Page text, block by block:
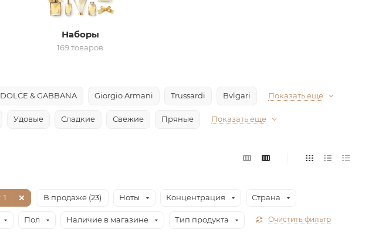
Наборы
169 товаров
DOLCE & GABBANA Giorgio Armani Trussardi Bvlgari Показать еще
Удовые Сладкие Свежие Пряные Показать еще
: 1 В продаже (23) Ноты Концентрация Страна
Пол Наличие в магазине Тип продукта Очистить фильтр